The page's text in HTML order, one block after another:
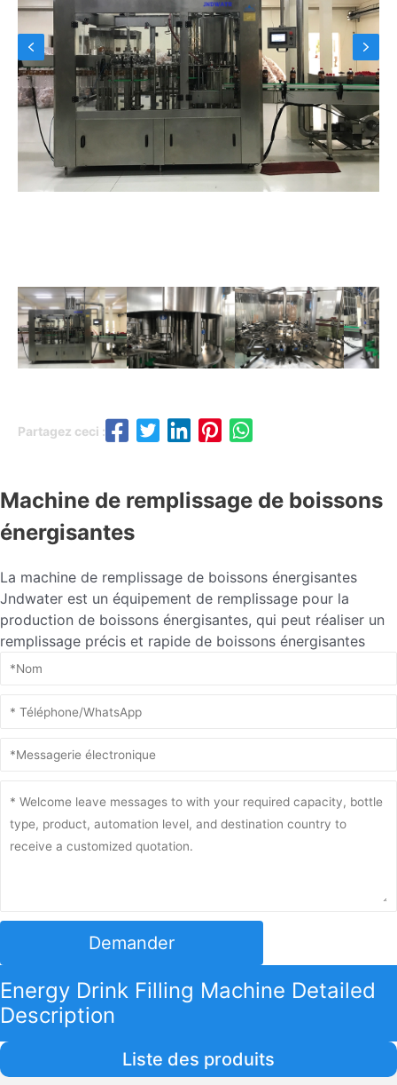
Partagez ceci :
Machine de remplissage de boissons
énergisantes
La machine de remplissage de boissons énergisantes
Jndwater est un équipement de remplissage pour la
production de boissons énergisantes, qui peut réaliser un
remplissage précis et rapide de boissons énergisantes
Demander
Energy Drink Filling Machine Detailed
Description
Liste des produits